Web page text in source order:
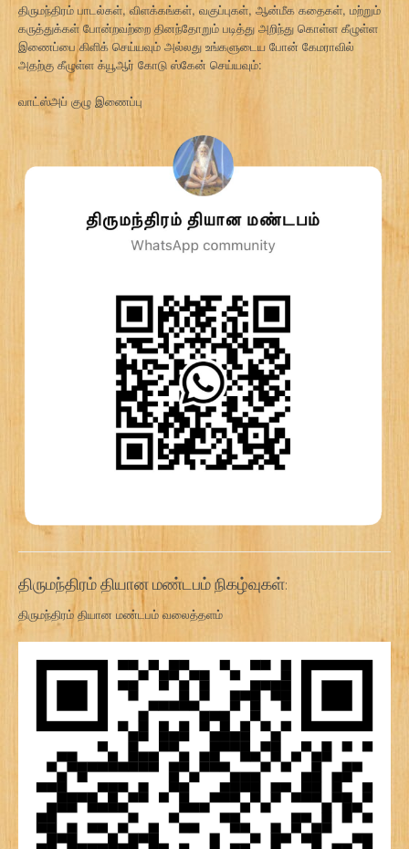
திருமந்திரம் பாடல்கள், விளக்கங்கள், வகுப்புகள், ஆன்மீக கதைகள், மற்றும்
கருத்துக்கள் போன்றவற்றை தினந்தோறும் படித்து அறிந்து கொள்ள கீழுள்ள
இணைப்பை கிளிக் செய்யவும் அல்லது உங்களுடைய போன் கேமராவில்
அதற்கு கீழுள்ள க்யூஆர் கோடு ஸ்கேன் செய்யவும்:
வாட்ஸ்அப் குழு இணைப்பு
திருமந்திரம் தியான மண்டபம் நிகழ்வுகள்:
திருமந்திரம் தியான மண்டபம் வலைத்தளம்